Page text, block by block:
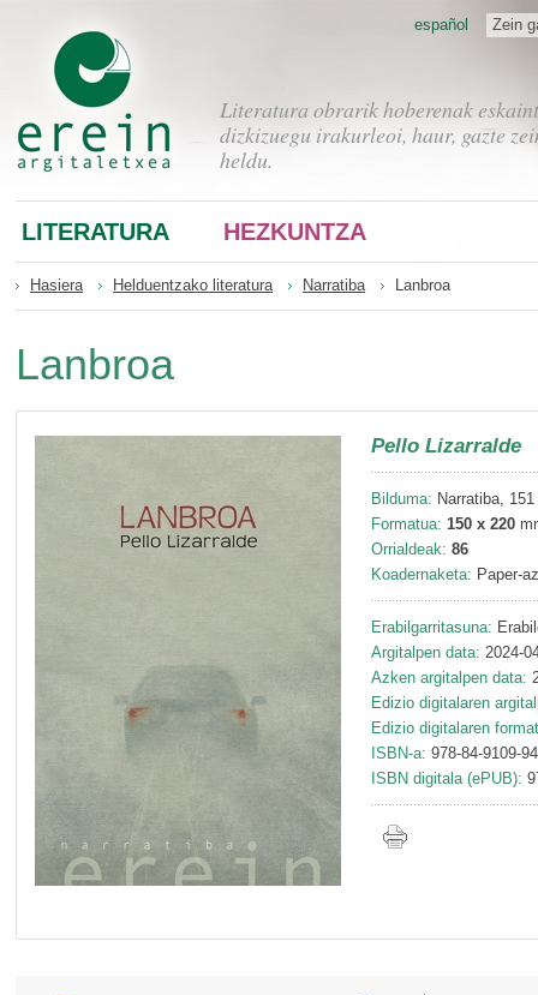
Literatura obrarik hoberenak
dizkizuegu irakurleoi, haur, gazte
heldu.
Zein
español
LITERATURA HEZKUNTZA
Hasiera Helduentzako literatura Narratiba Lanbroa
Lanbroa
Pello Lizarralde
Bilduma: Narratiba, 151
Formatua: 150 x 220
Orrialdeak: 86
Koadernaketa: Paper-
Erabilgarritasuna:
Argitalpen data: 2024-
Azken argitalpen data:
Edizio digitalaren
Edizio digitalaren
ISBN-a: 978-84-9109-
ISBN digitala (ePUB):